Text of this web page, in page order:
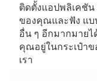
Mute
Current
Time0:00
Duration
ติดตั้งแอปพลิเคชั
ของคุณและฟัง แบ
อื่น ๆ อีกมากมาย
คุณอยู่ในกระเป๋า
เรา